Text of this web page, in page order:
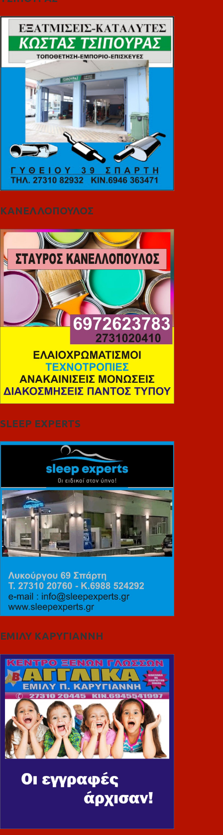
ΚΑΝΕΛΛΟΠΟΥΛΟΣ
SLEEP EXPERTS
ΕΜΙΛΥ ΚΑΡΥΓΙΑΝΝΗ